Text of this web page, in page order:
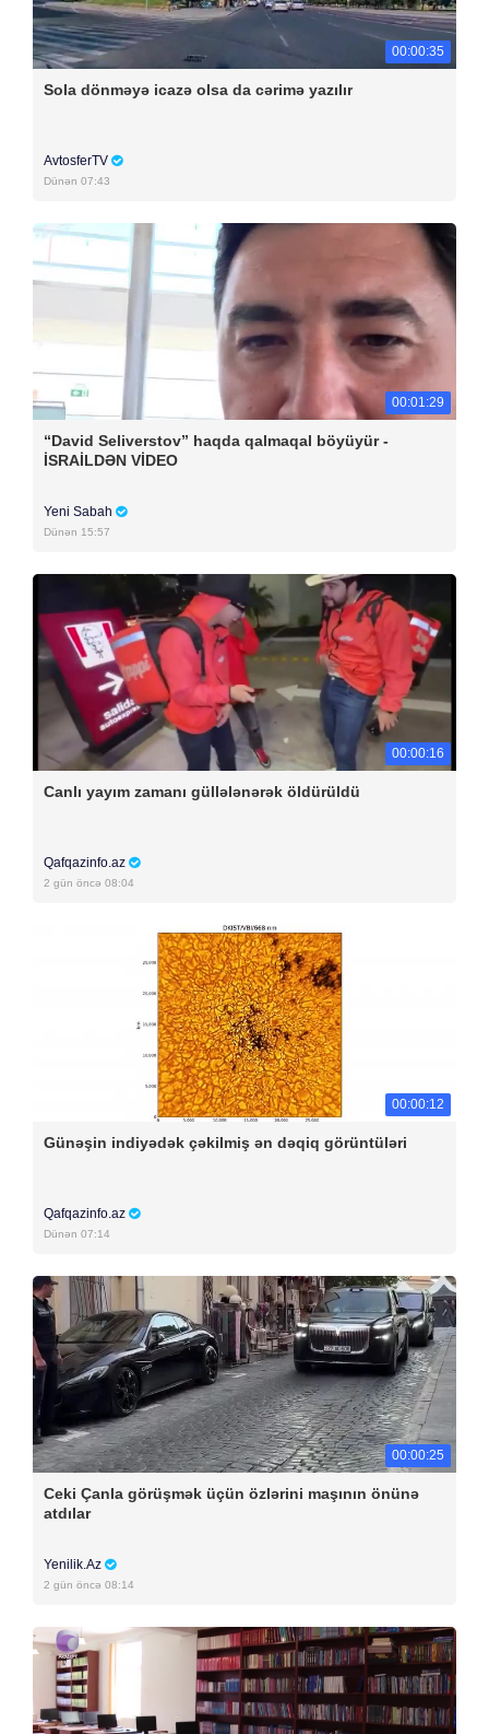
00:00:35
Sola dönməyə icazə olsa da cərimə yazılır
AvtosferTV
Dünən 07:43
00:01:29
“David Seliverstov” haqda qalmaqal böyüyür -
İSRAİLDƏN VİDEO
Yeni Sabah
Dünən 15:57
00:00:16
Canlı yayım zamanı güllələnərək öldürüldü
Qafqazinfo.az
2 gün öncə 08:04
00:00:12
Günəşin indiyədək çəkilmiş ən dəqiq görüntüləri
Qafqazinfo.az
Dünən 07:14
00:00:25
Ceki Çanla görüşmək üçün özlərini maşının önünə
atdılar
Yenilik.Az
2 gün öncə 08:14